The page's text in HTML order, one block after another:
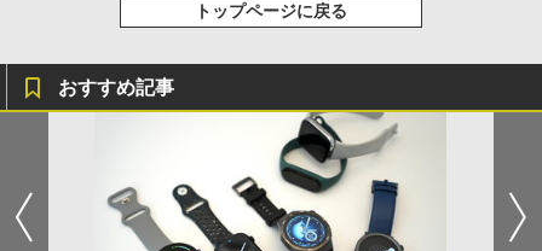
トップページに戻る
おすすめ記事